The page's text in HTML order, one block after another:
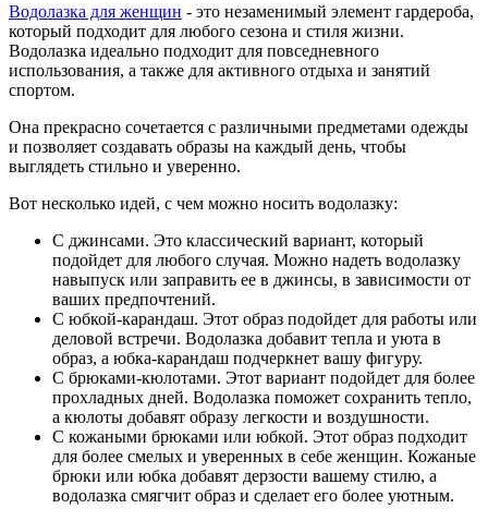
Водолазка для женщин - это незаменимый элемент гардероба,
который подходит для любого сезона и стиля жизни.
Водолазка идеально подходит для повседневного
использования, а также для активного отдыха и занятий
спортом.
Она прекрасно сочетается с различными предметами одежды
и позволяет создавать образы на каждый день, чтобы
выглядеть стильно и уверенно.
Вот несколько идей, с чем можно носить водолазку:
С джинсами. Это классический вариант, который
подойдет для любого случая. Можно надеть водолазку
навыпуск или заправить ее в джинсы, в зависимости от
ваших предпочтений.
С юбкой-карандаш. Этот образ подойдет для работы или
деловой встречи. Водолазка добавит тепла и уюта в
образ, а юбка-карандаш подчеркнет вашу фигуру.
С брюками-кюлотами. Этот вариант подойдет для более
прохладных дней. Водолазка поможет сохранить тепло,
а кюлоты добавят образу легкости и воздушности.
С кожаными брюками или юбкой. Этот образ подходит
для более смелых и уверенных в себе женщин. Кожаные
брюки или юбка добавят дерзости вашему стилю, а
водолазка смягчит образ и сделает его более уютным.